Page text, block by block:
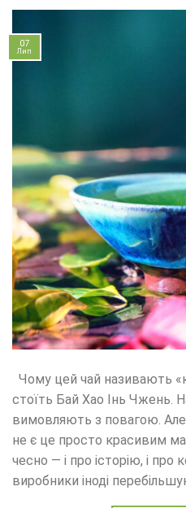
07
Лип
Чому цей чай називають
стоїть Бай Хао Інь Чжень.
вимовляють з повагою. Але
не є це просто красивим
чесно — і про історію, і про
виробники іноді